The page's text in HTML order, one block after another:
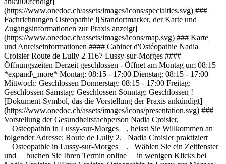
(https://www.onedoc.ch/assets/images/icons/specialties.svg) ###
Fachrichtungen Osteopathie ![Standortmarker, der Karte und
Zugangsinformationen zur Praxis anzeigt]
(https://www.onedoc.ch/assets/images/icons/map.svg) ### Karte
und Anreiseinformationen #### Cabinet d'Ostéopathie Nadia
Croisier Route de Lully 2 1167 Lussy-sur-Morges ####
Öffnungszeiten Derzeit geschlossen - Öffnet am Montag um 08:15
*expand\_more* Montag: 08:15 - 17:00 Dienstag: 08:15 - 17:00
Mittwoch: Geschlossen Donnerstag: 08:15 - 17:00 Freitag:
Geschlossen Samstag: Geschlossen Sonntag: Geschlossen !
[Dokument-Symbol, das die Vorstellung der Praxis ankündigt]
(https://www.onedoc.ch/assets/images/icons/presentation.svg) ###
Vorstellung der Gesundheitsfachperson Nadia Croisier,
__Osteopathin in Lussy-sur-Morges__, heisst Sie Willkommen an
folgender Adresse: Route de Lully 2. Nadia Croisier praktiziert
__Osteopathie in Lussy-sur-Morges__. Wählen Sie ein Zeitfenster
und __buchen Sie Ihren Termin online__ in wenigen Klicks bei